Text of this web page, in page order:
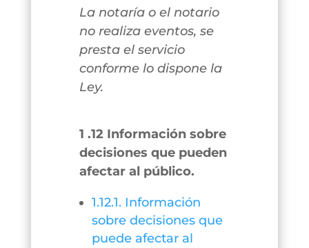
La notaría o el notario
no realiza eventos, se
presta el servicio
conforme lo dispone la
Ley.
1 .12 Información sobre
decisiones que pueden
afectar al público.
1.12.1. Información
sobre decisiones que
puede afectar al